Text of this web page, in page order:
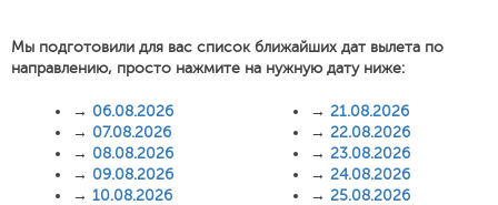
Мы подготовили для вас список ближайших дат вылета по
направлению, просто нажмите на нужную дату ниже:
→ 06.08.2026
→ 07.08.2026
→ 08.08.2026
→ 09.08.2026
→ 10.08.2026
→ 21.08.2026
→ 22.08.2026
→ 23.08.2026
→ 24.08.2026
→ 25.08.2026